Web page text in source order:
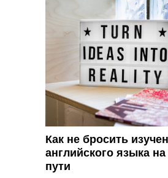
Как не бросить
английского языка
пути